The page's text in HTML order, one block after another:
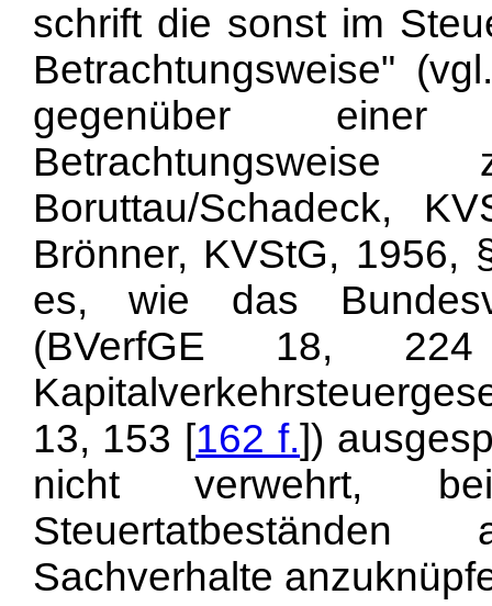
schrift die sonst im
Betrachtungsweise"
gegenüber einer
Boruttau/Schadeck,
Brönner, KVStG, 1956,
es, wie das
(BVerfGE 18,
13, 153 [162 f.])
nicht verwehrt,
Sachverhalte